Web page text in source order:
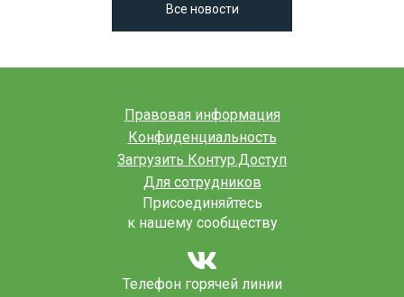
Все новости
Правовая информация
Конфиденциальность
Загрузить Контур.Доступ
Для сотрудников
Присоединяйтесь
к нашему сообществу
Телефон горячей линии